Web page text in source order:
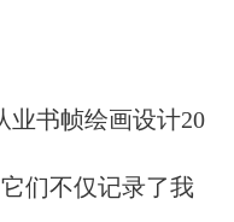
业书帧绘画设计20
们不仅记录了我